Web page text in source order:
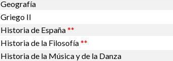
Geografía
Griego II
Historia de España**
Historia de la Filosofía**
Historia de la Música y de la Danza